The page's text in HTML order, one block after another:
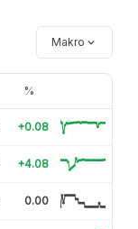
Makro
%
+0.08
+4.08
0.00